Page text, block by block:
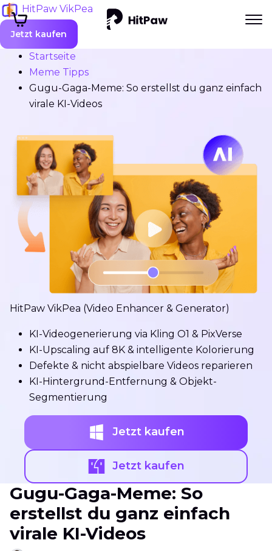
HitPaw VikPea
Jetzt kaufen
Startseite
Meme Tipps
Gugu-Gaga-Meme: So erstellst du ganz einfach
virale KI-Videos
HitPaw VikPea (Video Enhancer & Generator)
KI-Videogenerierung via Kling O1 & PixVerse
KI-Upscaling auf 8K & intelligente Kolorierung
Defekte & nicht abspielbare Videos reparieren
KI-Hintergrund-Entfernung & Objekt-
Segmentierung
Jetzt kaufen
Jetzt kaufen
Gugu-Gaga-Meme: So
erstellst du ganz einfach
virale KI-Videos